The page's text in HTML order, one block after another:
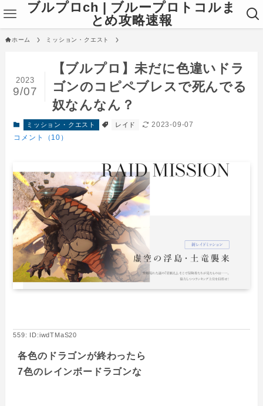
ブルプロch | ブループロトコルま
とめ攻略速報
ホーム ミッション・クエスト
【ブルプロ】未だに色違いドラ
ゴンのコピペブレスで死んでる
奴なんなん？
2023
9/07
ミッション・クエスト レイド
2023-09-07
コメント（10）
559: ID:iwdTMaS20
各色のドラゴンが終わったら
7色のレインボードラゴンな